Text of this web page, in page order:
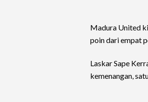
Madura United
poin dari empat
Laskar Sape
kemenangan,